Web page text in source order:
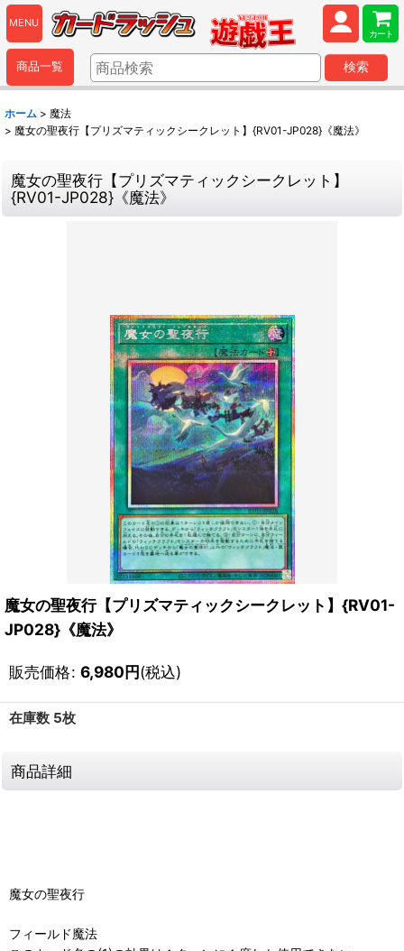
MENU
カート
商品一覧 検索
ホーム > 魔法
> 魔女の聖夜行【プリズマティックシークレット】{RV01-JP028}《魔法》
魔女の聖夜行【プリズマティックシークレット】
{RV01-JP028}《魔法》
魔女の聖夜行【プリズマティックシークレット】{RV01-
JP028}《魔法》
販売価格: 6,980円(税込)
在庫数 5枚
商品詳細
魔女の聖夜行
フィールド魔法